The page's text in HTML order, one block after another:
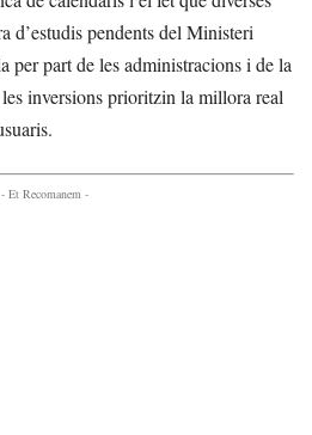
d’estudis pendents del Ministeri
per part de les administracions i de la
inversions prioritzin la millora real
- Et Recomanem -